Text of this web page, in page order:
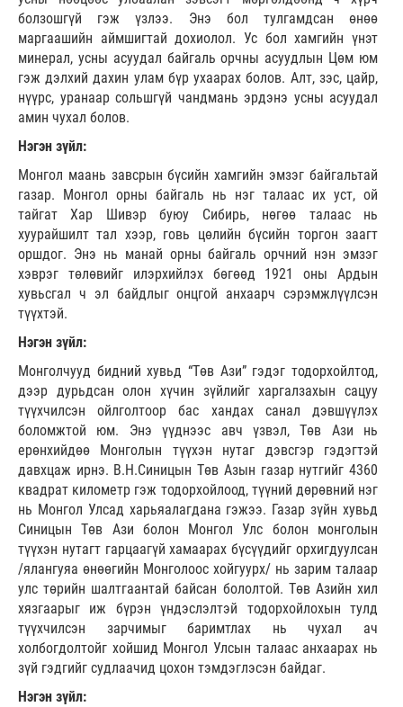
болзошгүй гэж үзлээ. Энэ бол тулгамдсан өнөө
маргаашийн аймшигтай дохиолол. Ус бол хамгийн үнэт
минерал, усны асуудал байгаль орчны асуудлын Цөм юм
гэж дэлхий дахин улам бүр ухаарах болов. Алт, зэс, цайр,
нүүрс, уранаар сольшгүй чандмань эрдэнэ усны асуудал
амин чухал болов.
Нэгэн зүйл:
Монгол маань завсрын бүсийн хамгийн эмзэг байгальтай
газар. Монгол орны байгаль нь нэг талаас их уст, ой
тайгат Хар Шивэр буюу Сибирь, нөгөө талаас нь
хуурайшилт тал хээр, говь цөлийн бүсийн торгон заагт
оршдог. Энэ нь манай орны байгаль орчний нэн эмзэг
хэврэг төлөвийг илэрхийлэх бөгөөд 1921 оны Ардын
хувьсгал ч эл байдлыг онцгой анхаарч сэрэмжлүүлсэн
түүхтэй.
Нэгэн зүйл:
Монголчууд бидний хувьд “Төв Ази” гэдэг тодорхойлтод,
дээр дурьдсан олон хүчин зүйлийг харгалзахын сацуу
түүхчилсэн ойлголтоор бас хандах санал дэвшүүлэх
боломжтой юм. Энэ үүднээс авч үзвэл, Төв Ази нь
ерөнхийдөө Монголын түүхэн нутаг дэвсгэр гэдэгтэй
давхцаж ирнэ. В.Н.Синицын Төв Азын газар нутгийг 4360
квадрат километр гэж тодорхойлоод, түүний дөрөвний нэг
нь Монгол Улсад харьяалагдана гэжээ. Газар зүйн хувьд
Синицын Төв Ази болон Монгол Улс болон монголын
түүхэн нутагт гарцаагүй хамаарах бүсүүдийг орхигдуулсан
/ялангуяа өнөөгийн Монголоос хойгуурх/ нь зарим талаар
улс төрийн шалтгаантай байсан бололтой. Төв Азийн хил
хязгаарыг иж бүрэн үндэслэлтэй тодорхойлохын тулд
түүхчилсэн зарчимыг баримтлах нь чухал ач
холбогдолтойг хойшид Монгол Улсын талаас анхаарах нь
зүй гэдгийг судлаачид цохон тэмдэглэсэн байдаг.
Нэгэн зүйл: